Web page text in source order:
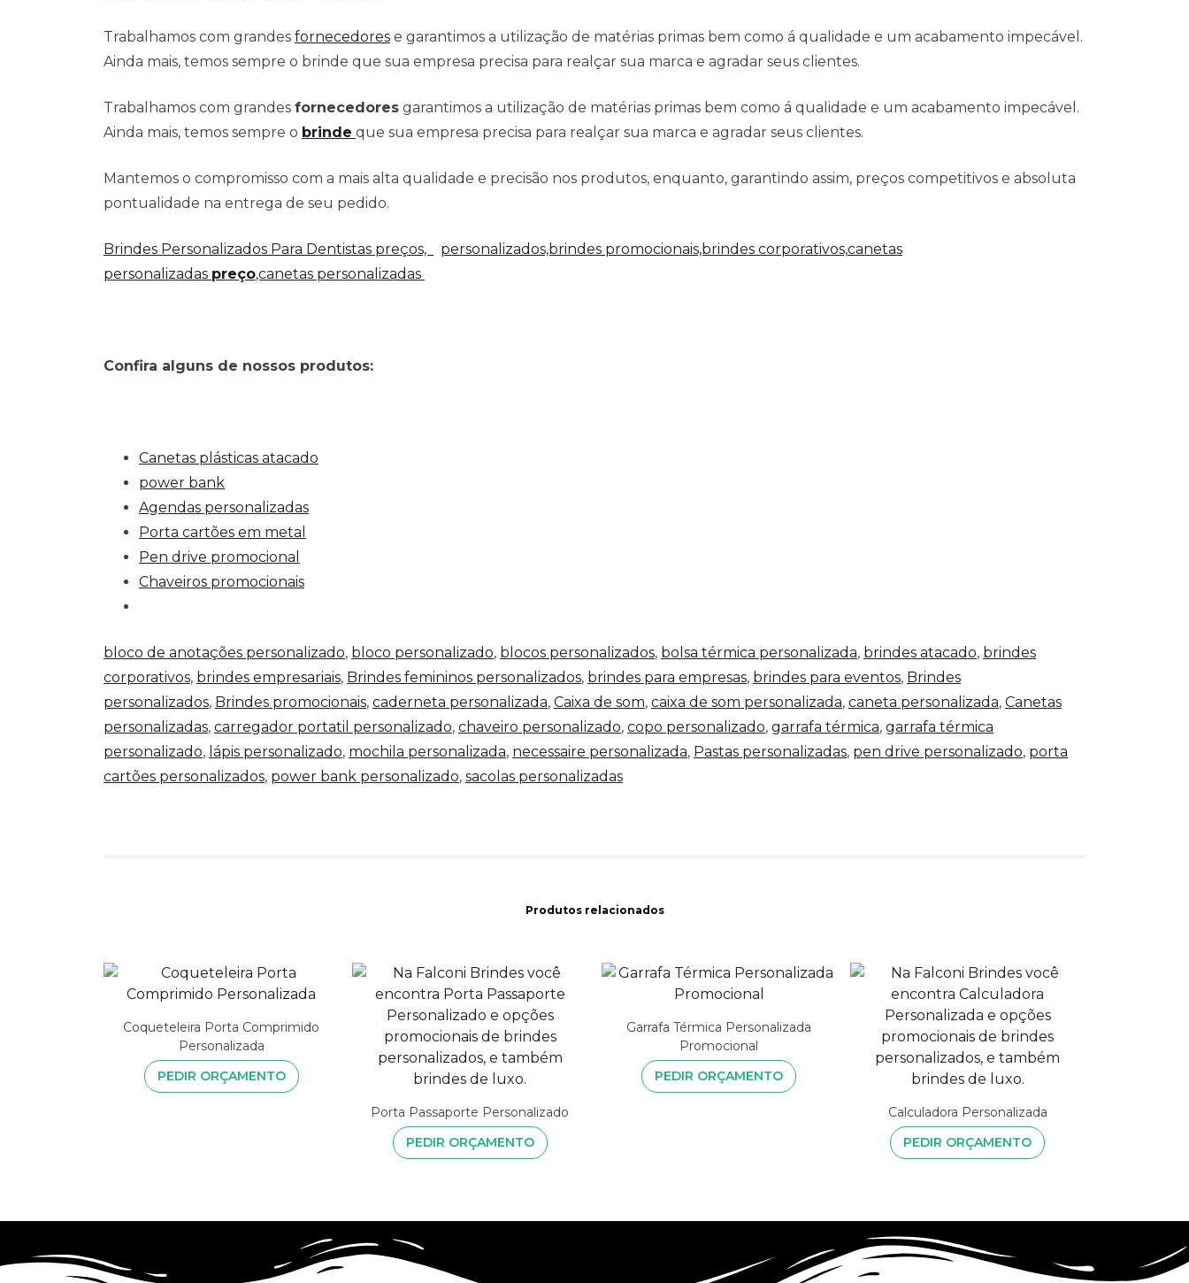
Trabalhamos com grandes fornecedores e garantimos a utilização de matérias primas bem como á qualidade e um acabamento impecável.
Ainda mais, temos sempre o brinde que sua empresa precisa para realçar sua marca e agradar seus clientes.
Trabalhamos com grandes fornecedores garantimos a utilização de matérias primas bem como á qualidade e um acabamento impecável.
Ainda mais, temos sempre o brinde que sua empresa precisa para realçar sua marca e agradar seus clientes.
Mantemos o compromisso com a mais alta qualidade e precisão nos produtos, enquanto, garantindo assim, preços competitivos e absoluta
pontualidade na entrega de seu pedido.
Brindes Personalizados Para Dentistas preços, personalizados,brindes promocionais,brindes corporativos,canetas
personalizadas preço,canetas personalizadas
Confira alguns de nossos produtos:
Canetas plásticas atacado
power bank
Agendas personalizadas
Porta cartões em metal
Pen drive promocional
Chaveiros promocionais
bloco de anotações personalizado, bloco personalizado, blocos personalizados, bolsa térmica personalizada, brindes atacado, brindes
corporativos, brindes empresariais, Brindes femininos personalizados, brindes para empresas, brindes para eventos, Brindes
personalizados, Brindes promocionais, caderneta personalizada, Caixa de som, caixa de som personalizada, caneta personalizada, Canetas
personalizadas, carregador portatil personalizado, chaveiro personalizado, copo personalizado, garrafa térmica, garrafa térmica
personalizado, lápis personalizado, mochila personalizada, necessaire personalizada, Pastas personalizadas, pen drive personalizado, porta
cartões personalizados, power bank personalizado, sacolas personalizadas
Produtos relacionados
Coqueteleira Porta Comprimido
Personalizada
PEDIR ORÇAMENTO
Porta Passaporte Personalizado
PEDIR ORÇAMENTO
Garrafa Térmica Personalizada
Promocional
PEDIR ORÇAMENTO
Calculadora Personalizada
PEDIR ORÇAMENTO